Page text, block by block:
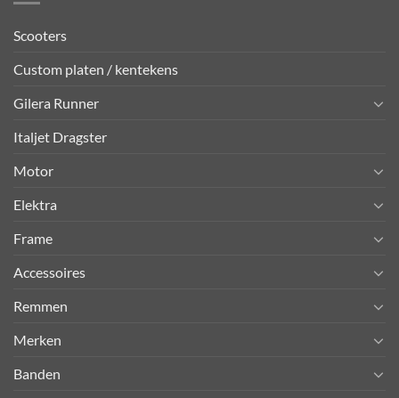
Scooters
Custom platen / kentekens
Gilera Runner
Italjet Dragster
Motor
Elektra
Frame
Accessoires
Remmen
Merken
Banden